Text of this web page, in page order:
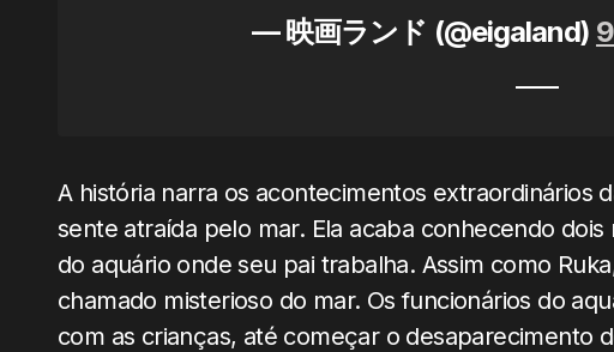
— 映画ランド (@eigaland)
A história narra os acontecimentos extraordinários
sente atraída pelo mar. Ela acaba conhecendo
do aquário onde seu pai trabalha. Assim como
chamado misterioso do mar. Os funcionários do
com as crianças, até começar o desaparecimento